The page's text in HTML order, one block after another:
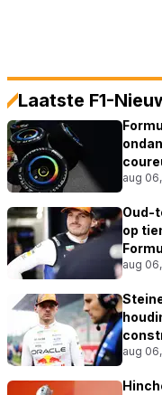
Laatste F1-
aug
Oud-
op
aug
aug